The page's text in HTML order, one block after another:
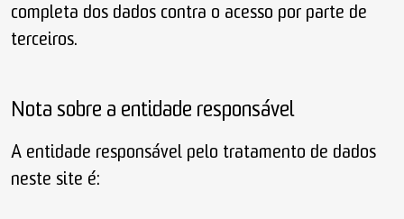
completa dos dados contra o acesso por parte de
terceiros.
Nota sobre a entidade responsável
A entidade responsável pelo tratamento de dados
neste site é: